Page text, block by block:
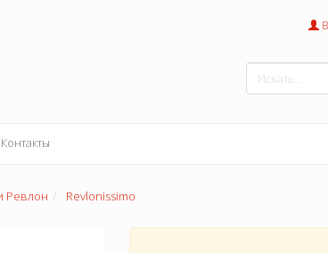
Контакты
Ревлон Revlonissimo